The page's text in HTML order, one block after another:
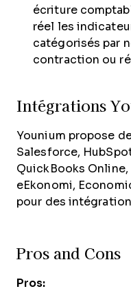
écriture
réel les
catégorisés par
contraction ou
Intégrations
Younium propose
Salesforce,
QuickBooks
eEkonomi,
pour des
Pros and Cons
Pros: